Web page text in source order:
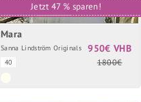
Jetzt 47 % sparen!
Mara
Sanna Lindström Originals
40
950€ VHB
1800€